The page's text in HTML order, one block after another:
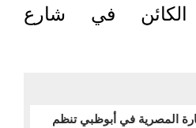
في شارع
المصرية في أبوظبي تنظم